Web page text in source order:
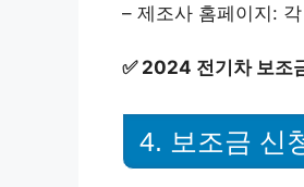
– 제조사 홈페이지:
✅ 2024 전기차 보조
4. 보조금 신